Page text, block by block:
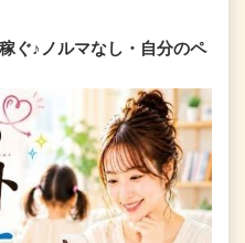
ぐ♪ノルマなし・自分のペ